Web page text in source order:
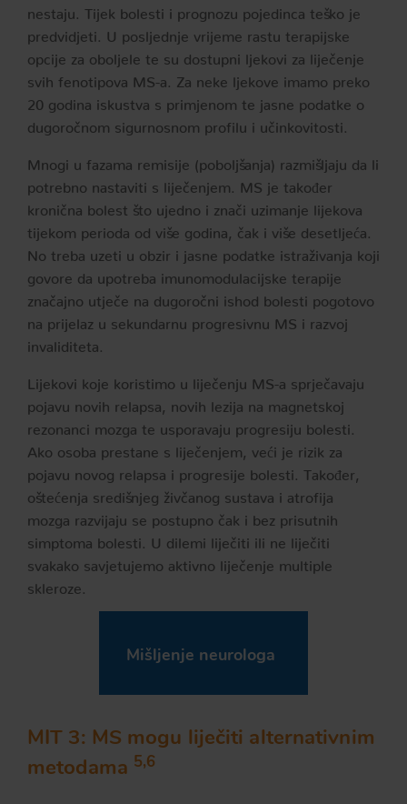
nestaju. Tijek bolesti i prognozu pojedinca teško je
predvidjeti. U posljednje vrijeme rastu terapijske
opcije za oboljele te su dostupni ljekovi za liječenje
svih fenotipova MS-a. Za neke ljekove imamo preko
20 godina iskustva s primjenom te jasne podatke o
dugoročnom sigurnosnom profilu i učinkovitosti.
Mnogi u fazama remisije (poboljšanja) razmišljaju da li
potrebno nastaviti s liječenjem. MS je također
kronična bolest što ujedno i znači uzimanje lijekova
tijekom perioda od više godina, čak i više desetljeća.
No treba uzeti u obzir i jasne podatke istraživanja koji
govore da upotreba imunomodulacijske terapije
značajno utječe na dugoročni ishod bolesti pogotovo
na prijelaz u sekundarnu progresivnu MS i razvoj
invaliditeta.
Lijekovi koje koristimo u liječenju MS-a sprječavaju
pojavu novih relapsa, novih lezija na magnetskoj
rezonanci mozga te usporavaju progresiju bolesti.
Ako osoba prestane s liječenjem, veći je rizik za
pojavu novog relapsa i progresije bolesti. Također,
oštećenja središnjeg živčanog sustava i atrofija
mozga razvijaju se postupno čak i bez prisutnih
simptoma bolesti. U dilemi liječiti ili ne liječiti
svakako savjetujemo aktivno liječenje multiple
skleroze.
Mišljenje neurologa
MIT 3: MS mogu liječiti alternativnim
metodama 5,6